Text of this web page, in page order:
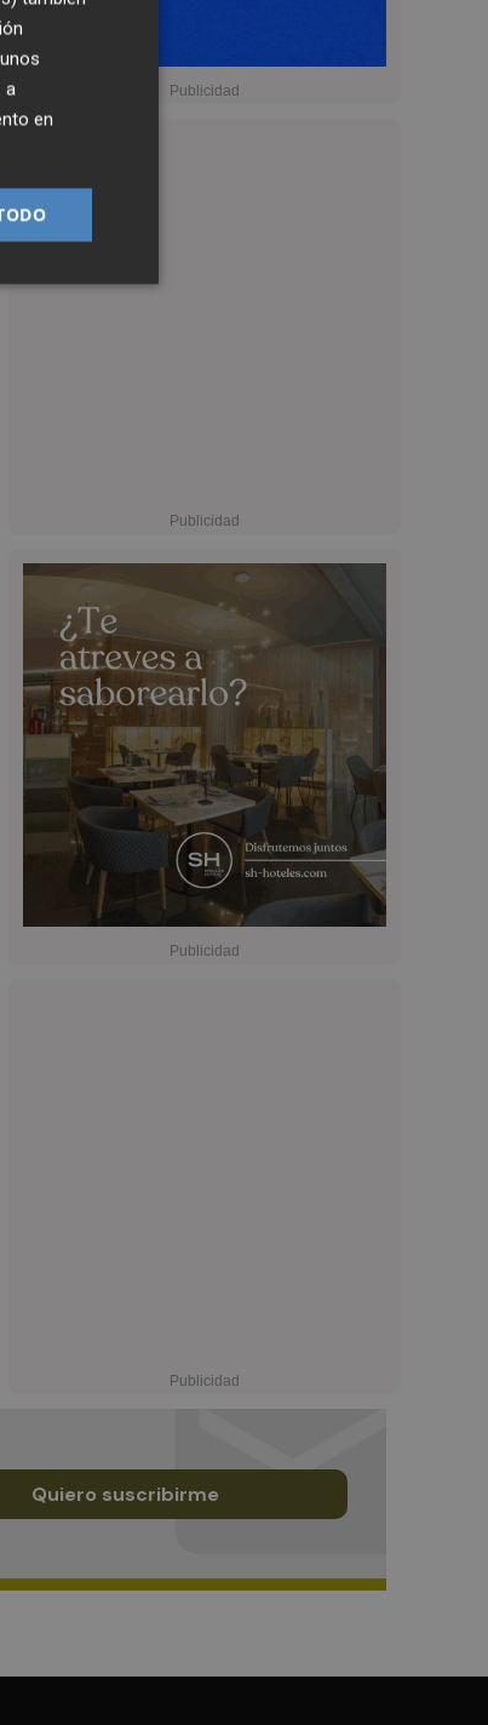
Quiero suscribirme
a
en